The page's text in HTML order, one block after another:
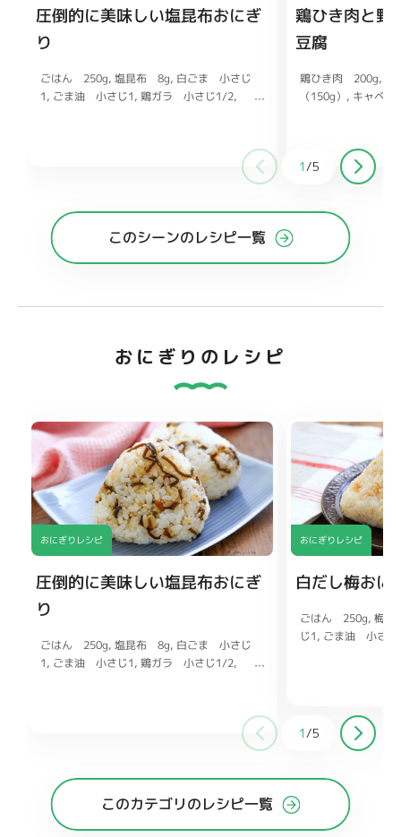
圧倒的に美味しい塩昆布おにぎ
り
ごはん 250g 塩昆布 8g 白ごま 小さじ
1 ごま油 小さじ1 鶏ガラ 小さじ1/2
鶏ひき肉と
豆腐
鶏ひき肉 200g
（150g） キャベ
和風だしの素 小
が チューブ1〜
1/5
このシーンのレシピ一覧
おにぎりのレシピ
おにぎりレシピ
圧倒的に美味しい塩昆布おにぎ
り
ごはん 250g 塩昆布 8g 白ごま 小さじ
1 ごま油 小さじ1 鶏ガラ 小さじ1/2
おにぎりレシピ
白だし梅おに
ごはん 250g 梅
じ1 ごま油 小さじ
1/5
このカテゴリのレシピ一覧